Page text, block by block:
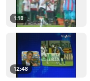
1:18
12:48